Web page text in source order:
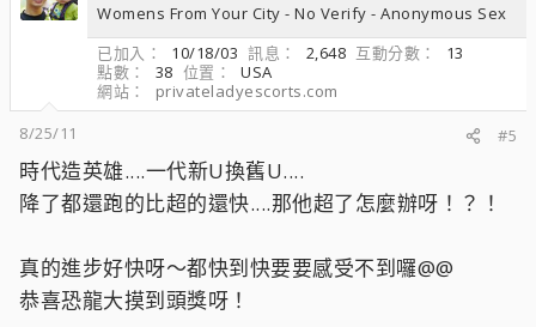
Womens From Your City - No Verify - Anonymous Sex
已加入
10/18/03 訊息 2,648 互動分數
13
點數
38 位置
USA
網站
privateladyescorts.com
8/25/11
#5
時代造英雄....一代新U換舊U....
降了都還跑的比超的還快....那他超了怎麼辦呀！？！
真的進步好快呀～都快到快要要感受不到囉@@
恭喜恐龍大摸到頭獎呀！